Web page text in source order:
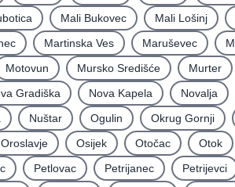
Mali Bukovec Mali Lošinj
Martinska Ves Maruševec
Motovun Mursko Središće Murter
Gradiška Nova Kapela Novalja
Nuštar Ogulin Okrug Gornji
Oroslavje Osijek Otočac Otok
Petlovac Petrijanec Petrijevci